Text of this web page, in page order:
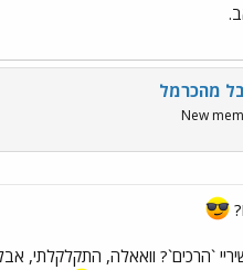
מהכרמל
New
`הרכים`? וואאלה, התקלקלתי,